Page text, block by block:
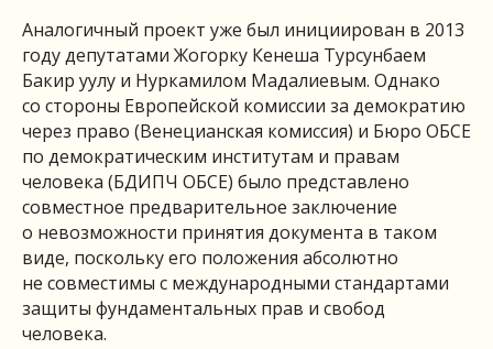
Аналогичный проект уже был инициирован в 2013
году депутатами Жогорку Кенеша Турсунбаем
Бакир уулу и Нуркамилом Мадалиевым. Однако
со стороны Европейской комиссии за демократию
через право (Венецианская комиссия) и Бюро ОБСЕ
по демократическим институтам и правам
человека (БДИПЧ ОБСЕ) было представлено
совместное предварительное заключение
о невозможности принятия документа в таком
виде, поскольку его положения абсолютно
не совместимы с международными стандартами
защиты фундаментальных прав и свобод
человека.